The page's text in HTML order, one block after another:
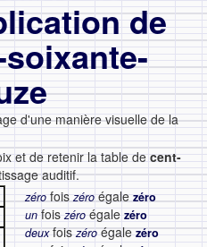
de
d'une manière visuelle de la
et de retenir la table de cent-
auditif.
zérofoiszéroégalezéro
un foiszéro égale zéro
deuxfoiszéroégalezéro